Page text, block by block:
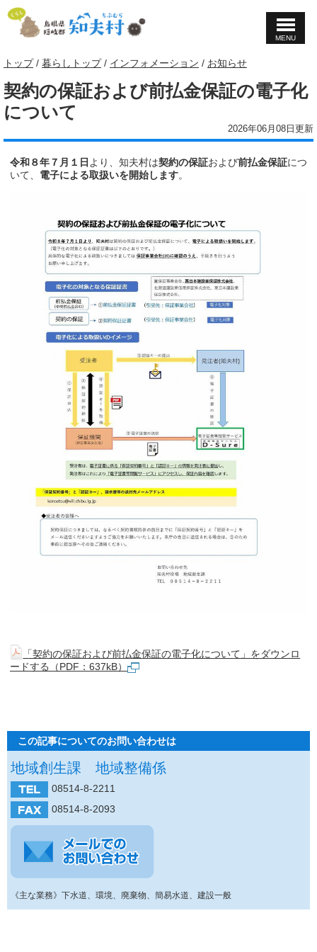
このページの本文へ
MENU
現
の
位
置：
トップ/ 暮らしトップ/ インフォメーション / お知らせ
契約の保証および前払金保証の電子化
について
2026年06月08日更新
令和８年７月１日 より、知夫村は契約の保証および前払金保証につ
いて、 電子による取扱いを開始します。
「契約の保証および前払金保証の電子化について」をダウンロ
ードする（PDF：637kB）
この記事についてのお問い合わせは
地域創生課 地域整備係
08514-8-2211
08514-8-2093
《主な業務》下水道、環境、廃棄物、簡易水道、建設一般